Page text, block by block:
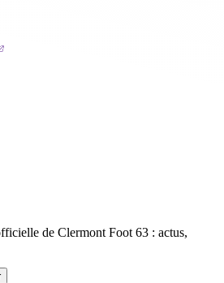
de Clermont Foot 63 : actus,